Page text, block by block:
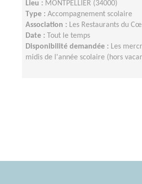
Lieu : MONTPELLIER (34000)
Type : Accompagnement scolaire
Association : Les Restaurants du
Date :
Tout le temps
Disponibilité demandée : Les
midis de l'année scolaire (hors